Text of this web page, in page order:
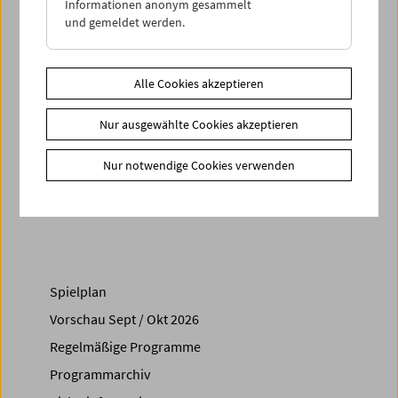
Österreichischen Kurzfilmpreis für
In Kooperation mit Vienna Shorts und sixpackfilm
Mitwirkende
LinksVienna Shorts|sixpackfilm
Share on
Spielplan
Vorschau Sept / Okt 2026
Regelmäßige Programme
Programmarchiv
Informationen anonym gesammelt
und gemeldet werden.
Alle Cookies akzeptieren
Nur ausgewählte Cookies akzeptieren
Nur notwendige Cookies verwenden